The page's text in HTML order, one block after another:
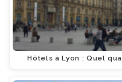
Hôtels à Lyon : Quel